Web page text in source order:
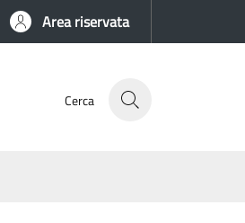
Area riservata
Cerca